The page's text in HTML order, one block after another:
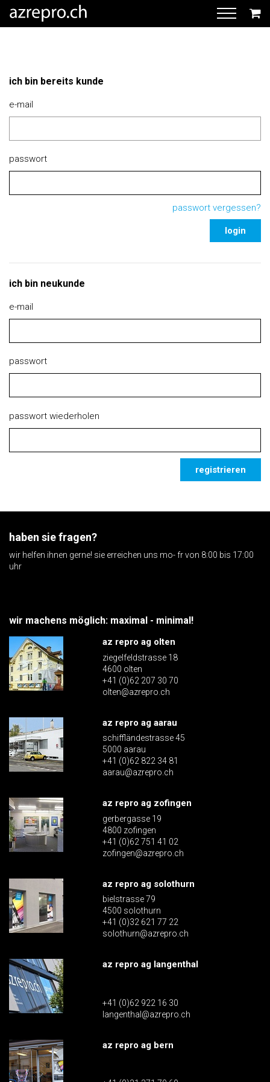
ich bin bereits kunde
e-mail
passwort
passwort vergessen?
login
ich bin neukunde
e-mail
passwort
passwort wiederholen
registrieren
haben sie fragen?
wir helfen ihnen gerne! sie erreichen uns mo- fr von 8:00 bis 17:00
uhr
wir machens möglich: maximal - minimal!
az repro ag olten
ziegelfeldstrasse 18
4600 olten
+41 (0)62 207 30 70
olten@azrepro.ch
az repro ag aarau
schiffländestrasse 45
5000 aarau
+41 (0)62 822 34 81
aarau@azrepro.ch
az repro ag zofingen
gerbergasse 19
4800 zofingen
+41 (0)62 751 41 02
zofingen@azrepro.ch
az repro ag solothurn
bielstrasse 79
4500 solothurn
+41 (0)32 621 77 22
solothurn@azrepro.ch
az repro ag langenthal
+41 (0)62 922 16 30
langenthal@azrepro.ch
az repro ag bern